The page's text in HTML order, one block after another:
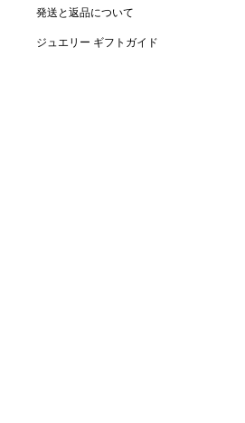
発送と返品について
ジュエリー ギフトガイド